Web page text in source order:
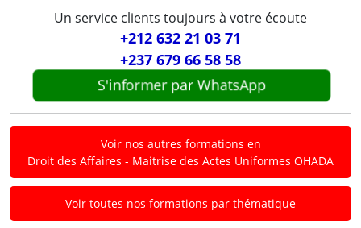
Un service clients toujours à votre écoute
+212 632 21 03 71
+237 679 66 58 58
S'informer par WhatsApp
Voir nos autres formations en
Droit des Affaires - Maitrise des Actes Uniformes OHADA
Voir toutes nos formations par thématique